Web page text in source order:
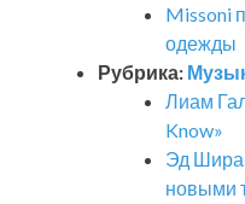
Missoni
одежды
Рубрика:
Лиам
Know»
Эд
новыми